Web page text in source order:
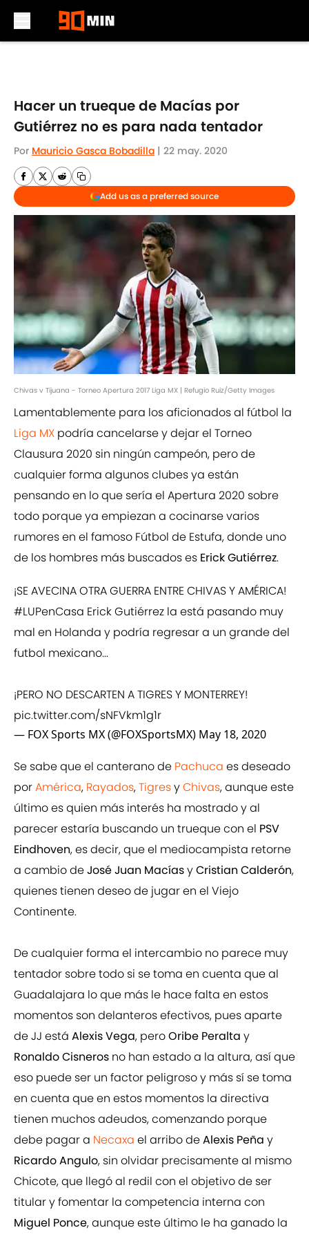
Hacer un trueque de Macías por
Gutiérrez no es para nada tentador
Por Mauricio Gasca Bobadilla | 22 may. 2020
Add us as a preferred source
Chivas v Tijuana - Torneo Apertura 2017 Liga MX | Refugio Ruiz/Getty Images
Lamentablemente para los aficionados al fútbol la
Liga MX podría cancelarse y dejar el Torneo
Clausura 2020 sin ningún campeón, pero de
cualquier forma algunos clubes ya están
pensando en lo que sería el Apertura 2020 sobre
todo porque ya empiezan a cocinarse varios
rumores en el famoso Fútbol de Estufa, donde uno
de los hombres más buscados es Erick Gutiérrez.
¡SE AVECINA OTRA GUERRA ENTRE CHIVAS Y AMÉRICA!
#LUPenCasa Erick Gutiérrez la está pasando muy
mal en Holanda y podría regresar a un grande del
futbol mexicano...
¡PERO NO DESCARTEN A TIGRES Y MONTERREY!
pic.twitter.com/sNFVkm1g1r
— FOX Sports MX (@FOXSportsMX) May 18, 2020
Se sabe que el canterano de Pachuca es deseado
porAmérica, Rayados,TigresyChivas, aunque este
último es quien más interés ha mostrado y al
parecer estaría buscando un trueque con el PSV
Eindhoven, es decir, que el mediocampista retorne
a cambio deJosé Juan MacíasyCristian Calderón,
quienes tienen deseo de jugar en el Viejo
Continente.
De cualquier forma el intercambio no parece muy
tentador sobre todo si se toma en cuenta que al
Guadalajara lo que más le hace falta en estos
momentos son delanteros efectivos, pues aparte
de JJ está Alexis Vega, peroOribe Peralta y
Ronaldo Cisneros no han estado a la altura, así que
eso puede ser un factor peligroso y más sí se toma
en cuenta que en estos momentos la directiva
tienen muchos adeudos, comenzando porque
debe pagar a Necaxa el arribo deAlexis Peña y
Ricardo Angulo, sin olvidar precisamente al mismo
Chicote, que llegó al redil con el objetivo de ser
titular y fomentar la competencia interna con
Miguel Ponce, aunque este último le ha ganado la